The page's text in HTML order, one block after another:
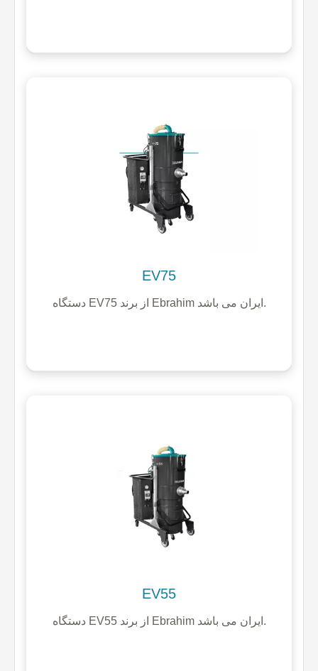
EV75
دستگاه EV75 از برند Ebrahim ایران می باشد.
EV55
دستگاه EV55 از برند Ebrahim ایران می باشد.